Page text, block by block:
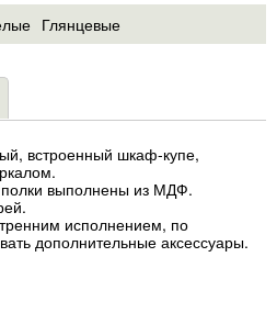
Глянцевые
встроенный шкаф-купе,
выполнены из МДФ.
исполнением, по
дополнительные аксессуары.